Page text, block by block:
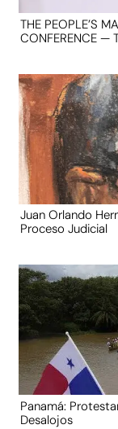
THE PEOPLE’S
CONFERENCE —
Juan Orlando
Proceso Judicial
Panamá:
Desalojos